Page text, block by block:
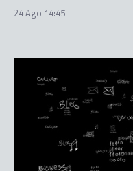
24 Ago 14:45